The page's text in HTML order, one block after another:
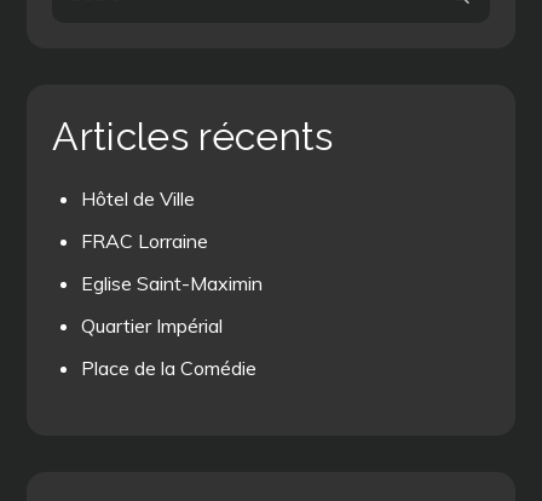
Articles récents
Hôtel de Ville
FRAC Lorraine
Eglise Saint-Maximin
Quartier Impérial
Place de la Comédie